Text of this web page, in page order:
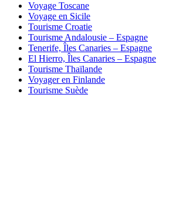
Voyage Toscane
Voyage en Sicile
Tourisme Croatie
Tourisme Andalousie – Espagne
Tenerife, Îles Canaries – Espagne
El Hierro, Îles Canaries – Espagne
Tourisme Thaïlande
Voyager en Finlande
Tourisme Suède